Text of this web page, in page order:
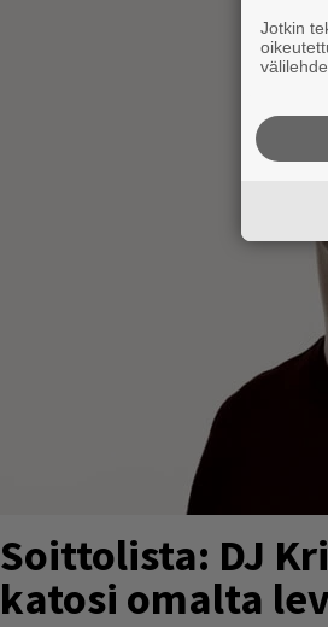
Soittolista: DJ
katosi omalta
Jotkin